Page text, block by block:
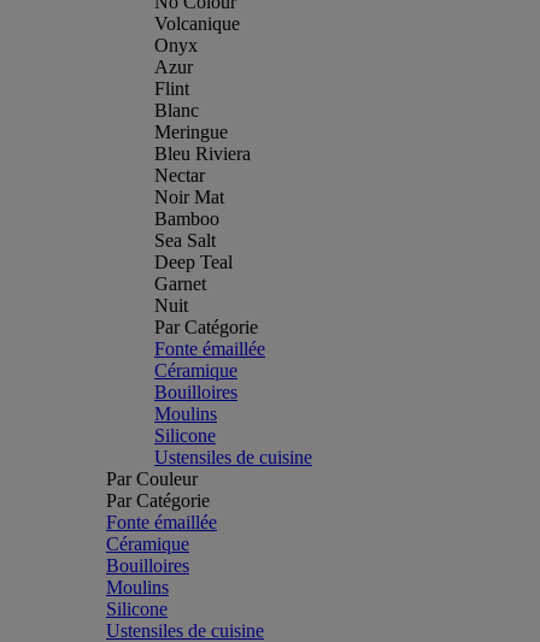
Volcanique
Onyx
Azur
Flint
Blanc
Meringue
Bleu Riviera
Nectar
Noir Mat
Bamboo
Sea Salt
Deep Teal
Garnet
Nuit
Par Catégorie
Fonte émaillée
Céramique
Bouilloires
Moulins
Silicone
Ustensiles de cuisine
Par Couleur
Par Catégorie
Fonte émaillée
Céramique
Bouilloires
Moulins
Silicone
Ustensiles de cuisine